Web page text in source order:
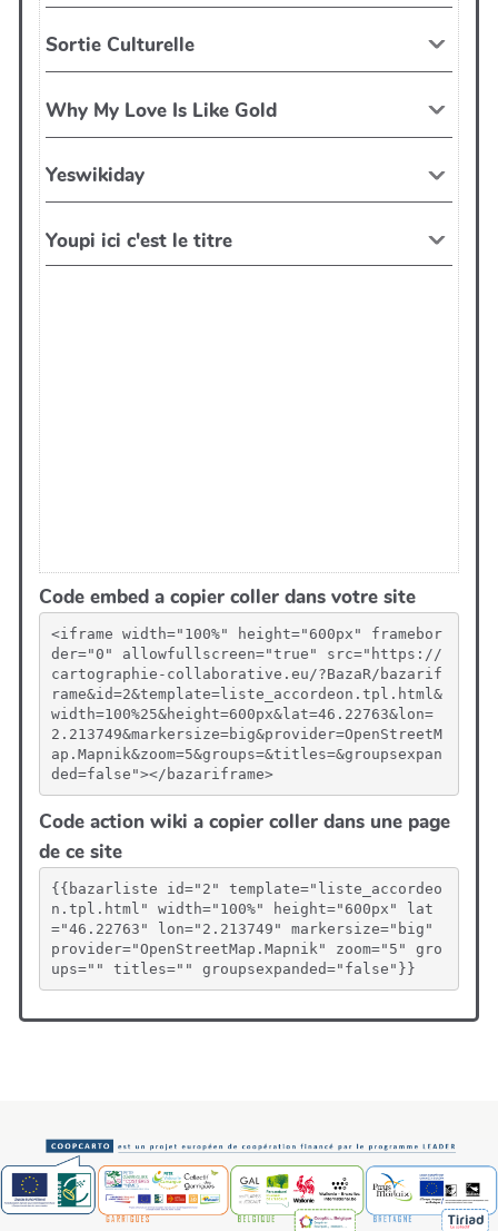
Code embed a copier coller dans votre site
<iframe width="100%" height="600px" framebor
der="0" allowfullscreen="true" src="https://
cartographie-collaborative.eu/?BazaR/bazarif
rame&id=2&template=liste_accordeon.tpl.html&
width=100%25&height=600px&lat=46.22763&lon=
2.213749&markersize=big&provider=OpenStreetM
ap.Mapnik&zoom=5&groups=&titles=&groupsexpan
ded=false"></bazariframe>
Code action wiki a copier coller dans une page
de ce site
{{bazarliste id="2" template="liste_accordeo
n.tpl.html" width="100%" height="600px" lat
="46.22763" lon="2.213749" markersize="big"
provider="OpenStreetMap.Mapnik" zoom="5" gro
ups="" titles="" groupsexpanded="false"}}